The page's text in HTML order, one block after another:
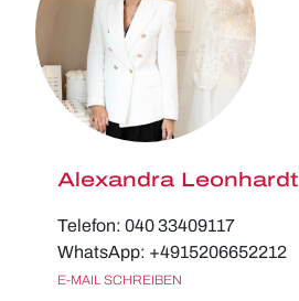
Alexandra Leonhardt
Telefon: 040 33409117
WhatsApp: +4915206652212
E-MAIL SCHREIBEN